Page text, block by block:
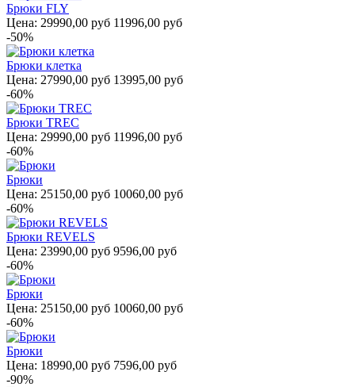
Брюки FLY
Цена: 29990,00 руб 11996,00 руб
-50%
Брюки клетка
Цена: 27990,00 руб 13995,00 руб
-60%
Брюки TREC
Цена: 29990,00 руб 11996,00 руб
-60%
Брюки
Цена: 25150,00 руб 10060,00 руб
-60%
Брюки REVELS
Цена: 23990,00 руб 9596,00 руб
-60%
Брюки
Цена: 25150,00 руб 10060,00 руб
-60%
Брюки
Цена: 18990,00 руб 7596,00 руб
-90%